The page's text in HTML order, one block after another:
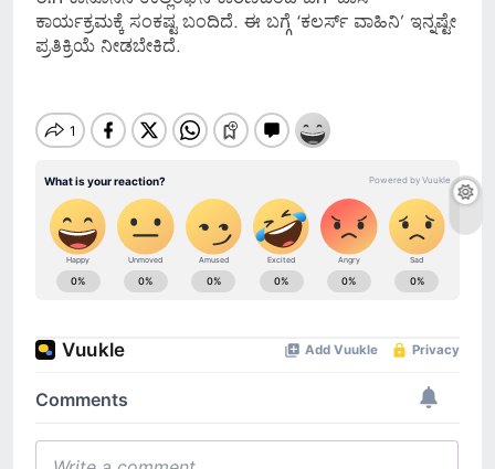
ಕಾರ್ಯಕ್ರಮಕ್ಕೆ ಸಂಕಷ್ಟ ಬಂದಿದೆ. ಈ ಬಗ್ಗೆ ‘ಕಲರ್ಸ್ ವಾಹಿನಿ’ ಇನ್ನಷ್ಟೇ
ಪ್ರತಿಕ್ರಿಯೆ ನೀಡಬೇಕಿದೆ.